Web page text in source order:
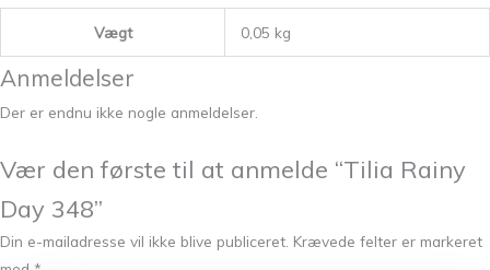
Vægt 0,05 kg
Anmeldelser
Der er endnu ikke nogle anmeldelser.
Vær den første til at anmelde “Tilia Rainy
Day 348”
Din e-mailadresse vil ikke blive publiceret. Krævede felter er markeret